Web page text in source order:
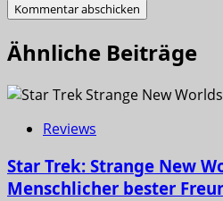
Ähnliche Beiträge
Reviews
Star Trek: Strange New
Menschlicher bester